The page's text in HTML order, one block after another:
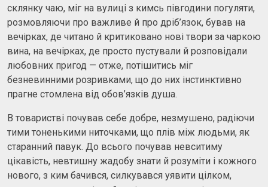
склянку чаю, міг на вулиці з кимсь півгодини погуляти,
розмовляючи про важливе й про дріб’язок, бував на
вечірках, де читано й критиковано нові твори за чаркою
вина, на вечірках, де просто пустували й розповідали
любовних пригод — отже, потішитись міг
безневинними розривками, що до них інстинктивно
прагне стомлена від обов’язків душа.
В товаристві почував себе добре, незмушено, радіючи
тими тоненькими ниточками, що плів між людьми, як
старанний павук. До всього почував невситиму
цікавість, невтишну жадобу знати й розуміти і кожного
нового, з ким бачився, силкувався уявити цілком,